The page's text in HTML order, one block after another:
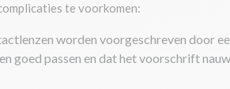
te voorkomen:
worden voorgeschreven door
goed passen en dat het voorschrift